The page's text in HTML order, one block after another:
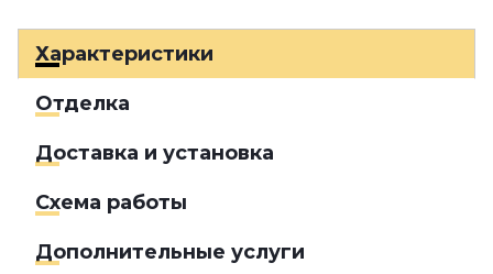
Характеристики
Отделка
Доставка и установка
Схема работы
Дополнительные услуги